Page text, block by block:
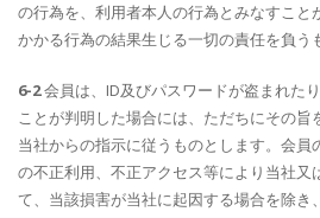
の行為を、利用者本人の行為とみなすこと
かかる行為の結果生じる一切の責任を負う
6-2会員は、ID及びパスワードが盗まれた
ことが判明した場合には、ただちにその旨
当社からの指示に従うものとします。会
の不正利用、不正アクセス等により当社又
て、当該損害が当社に起因する場合を除き